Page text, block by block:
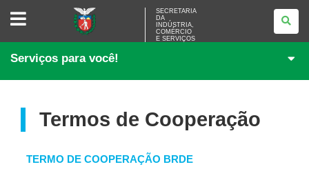
SECRETARIA
INDÚSTRIA,
COMÉRCIO
SERVIÇOS
SECRETARIA
DA
INDÚSTRIA,
COMÉRCIO
E SERVIÇOS
Serviços para você!
Termos de Cooperação
TERMO DE COOPERAÇÃO BRDE